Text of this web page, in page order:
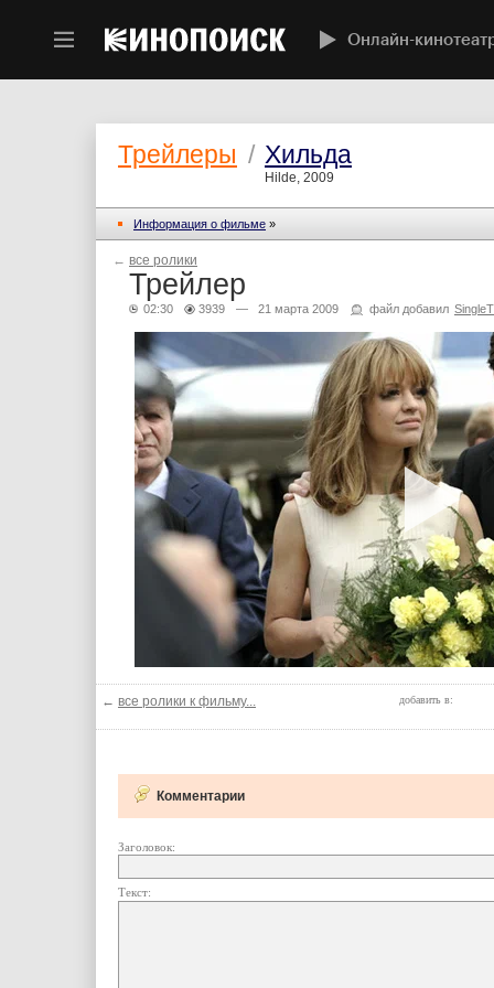
Онлайн-
Трейлеры / Хильда
Hilde, 2009
Информация о фильме »
← все ролики
Трейлер
02:30 3939 — 21 марта 2009 файл добавил
← все ролики к фильму... добавить в:
Комментарии
Заголовок:
Текст: